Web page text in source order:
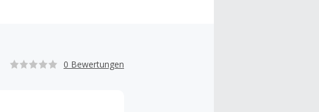
0 Bewertungen